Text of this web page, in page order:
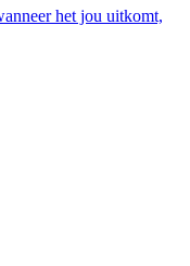
het jou uitkomt,